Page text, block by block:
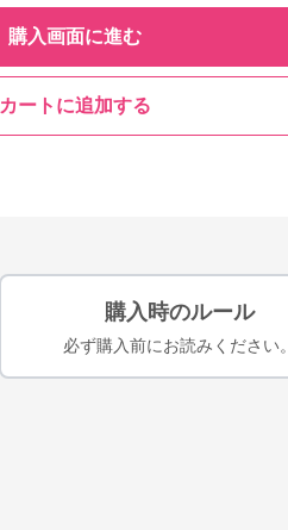
購入画面に進む
カートに追加する
購入時のルール
必ず購入前にお読みください。